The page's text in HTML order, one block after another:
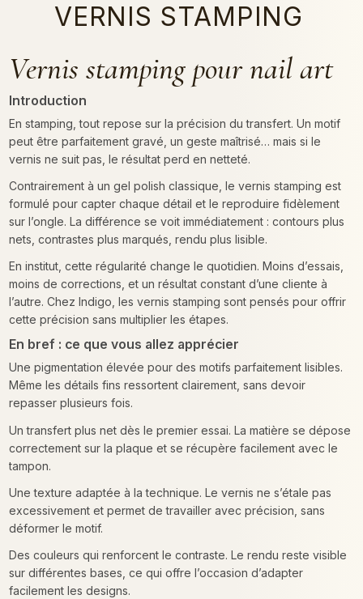
VERNIS STAMPING
Vernis stamping pour nail art
Introduction
En stamping, tout repose sur la précision du transfert. Un motif
peut être parfaitement gravé, un geste maîtrisé… mais si le
vernis ne suit pas, le résultat perd en netteté.
Contrairement à un gel polish classique, le vernis stamping est
formulé pour capter chaque détail et le reproduire fidèlement
sur l’ongle. La différence se voit immédiatement : contours plus
nets, contrastes plus marqués, rendu plus lisible.
En institut, cette régularité change le quotidien. Moins d’essais,
moins de corrections, et un résultat constant d’une cliente à
l’autre. Chez Indigo, les vernis stamping sont pensés pour offrir
cette précision sans multiplier les étapes.
En bref : ce que vous allez apprécier
Une pigmentation élevée pour des motifs parfaitement lisibles.
Même les détails fins ressortent clairement, sans devoir
repasser plusieurs fois.
Un transfert plus net dès le premier essai. La matière se dépose
correctement sur la plaque et se récupère facilement avec le
tampon.
Une texture adaptée à la technique. Le vernis ne s’étale pas
excessivement et permet de travailler avec précision, sans
déformer le motif.
Des couleurs qui renforcent le contraste. Le rendu reste visible
sur différentes bases, ce qui offre l’occasion d’adapter
facilement les designs.